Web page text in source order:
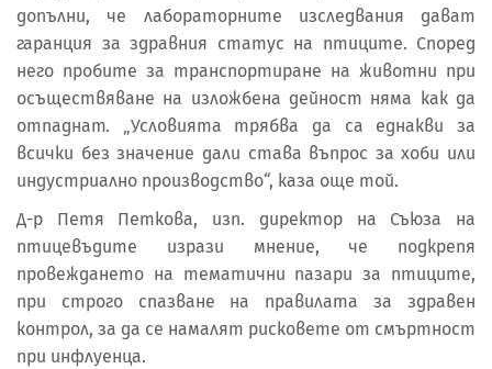
допълни, че лабораторните изследвания дават
гаранция за здравния статус на птиците. Според
него пробите за транспортиране на животни при
осъществяване на изложбена дейност няма как да
отпаднат. „Условията трябва да са еднакви за
всички без значение дали става въпрос за хоби или
индустриално производство“, каза още той.
Д-р Петя Петкова, изп. директор на Съюза на
птицевъдите изрази мнение, че подкрепя
провеждането на тематични пазари за птиците,
при строго спазване на правилата за здравен
контрол, за да се намалят рисковете от смъртност
при инфлуенца.